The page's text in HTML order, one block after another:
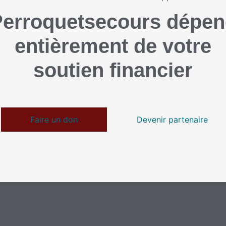
entièrement de votre
soutien financier
Faire un don Devenir partenaire